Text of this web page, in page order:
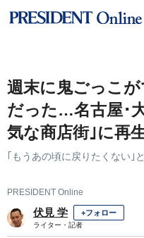
週末に鬼ごっこ
だった…名古屋･
気な商店街｣に再
｢もうあの頃に戻りたくない｣
PRESIDENT Online
伏見 学 +フォロー
ライター・記者